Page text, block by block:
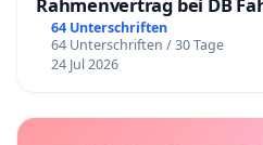
Rahmenvertrag bei DB
64 Unterschriften
64 Unterschriften / 30 Tage
24 Jul 2026